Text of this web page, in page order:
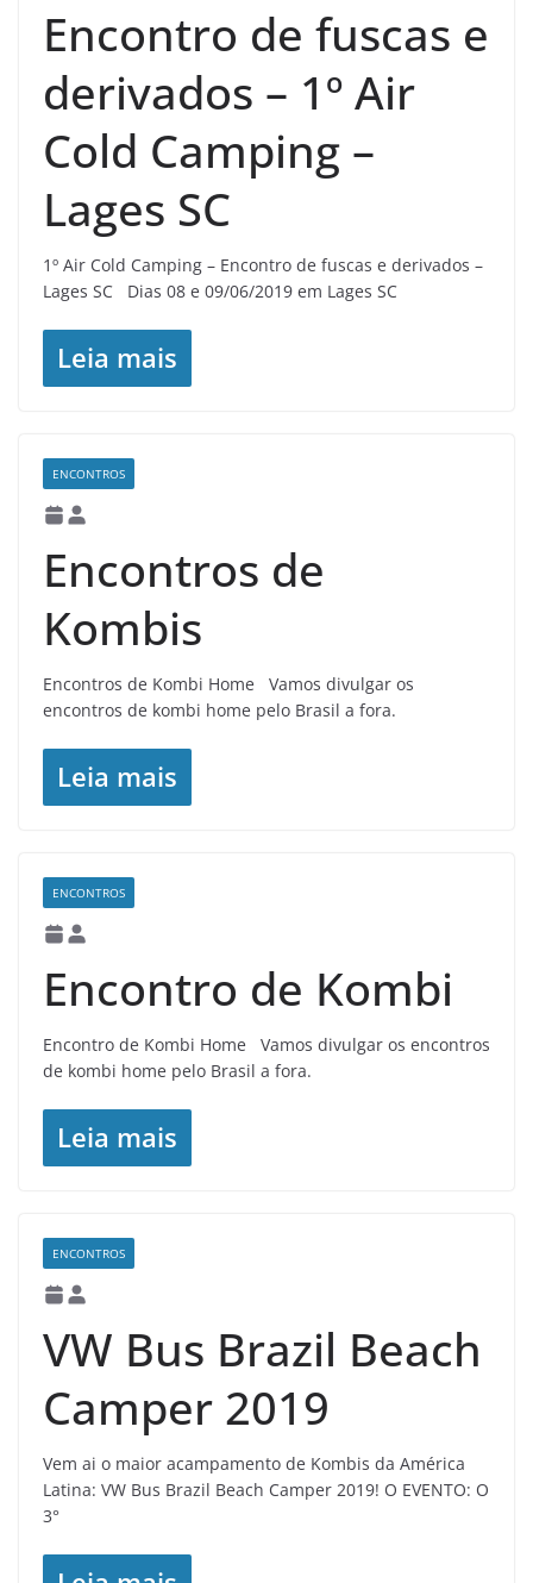
Encontro de fuscas e
derivados – 1º Air
Cold Camping –
Lages SC
1º Air Cold Camping – Encontro de fuscas e derivados –
Lages SC Dias 08 e 09/06/2019 em Lages SC
Leia mais
ENCONTROS
Encontros de
Kombis
Encontros de Kombi Home Vamos divulgar os
encontros de kombi home pelo Brasil a fora.
Leia mais
ENCONTROS
Encontro de Kombi
Encontro de Kombi Home Vamos divulgar os encontros
de kombi home pelo Brasil a fora.
Leia mais
ENCONTROS
VW Bus Brazil Beach
Camper 2019
Vem ai o maior acampamento de Kombis da América
Latina: VW Bus Brazil Beach Camper 2019! O EVENTO: O
3°